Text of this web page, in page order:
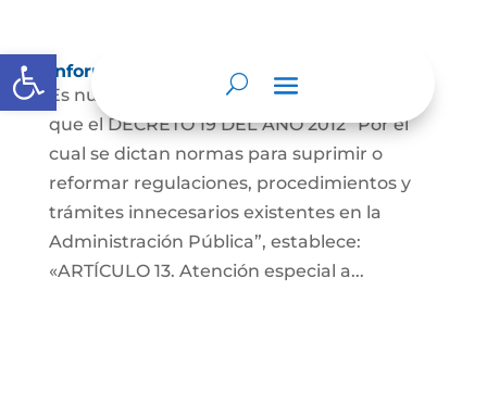
Abrir barra de herramientas
Información para Mujeres.
Es nuestro deber informar a la comunidad
que el DECRETO 19 DEL AÑO 2012 “Por el
cual se dictan normas para suprimir o
reformar regulaciones, procedimientos y
trámites innecesarios existentes en la
Administración Pública”, establece:
«ARTÍCULO 13. Atención especial a...